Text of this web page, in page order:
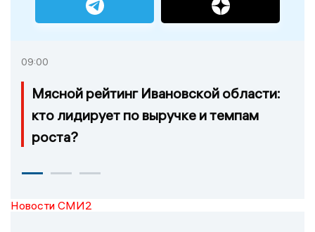
09:00
Мясной рейтинг Ивановской области:
кто лидирует по выручке и темпам
роста?
Новости СМИ2